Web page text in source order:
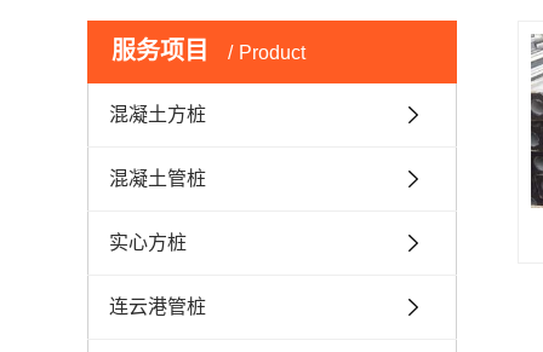
服务项目 Product
混凝土方桩
混凝土管桩
实心方桩
连云港管桩